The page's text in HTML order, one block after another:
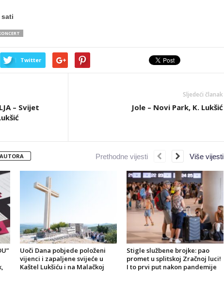
sati
Twitter
– Svijet
Sljedeći članak
Jole – Novi Park, K. Lukšić
Uoči Dana pobjede položeni
vijenci i zapaljene svijeće u
Kaštel Lukšiću i na Malačkoj
Stigle službene brojke: pao
promet u splitskoj Zračnoj luci!
I to prvi put nakon pandemije
Prethodne vijesti Više vijesti